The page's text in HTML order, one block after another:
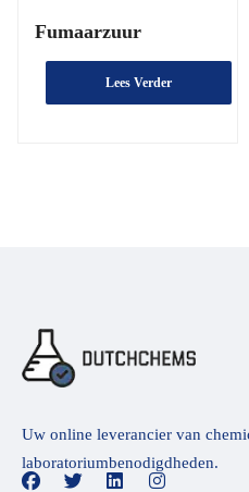
Fumaarzuur
Lees Verder
Uw online leverancier van
laboratoriumbenodigdheden.